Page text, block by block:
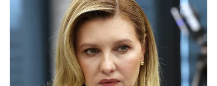
Сподобалась стаття? Поділіться з друзями на Facebook